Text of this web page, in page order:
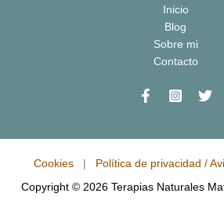
Inicio
Blog
Sobre mi
Contacto
Cookies| Política de privacidad /
Copyright © 2026 Terapias Naturales